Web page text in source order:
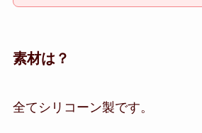
素材は？
全てシリコーン製です。